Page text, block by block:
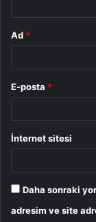
Ad *
E-posta *
İnternet sitesi
Daha sonraki
adresim ve site